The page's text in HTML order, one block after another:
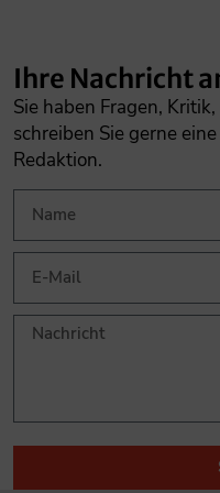
Ihre Nachricht
Sie haben Fragen,
schreiben Sie gerne
Redaktion.